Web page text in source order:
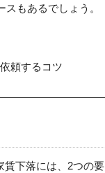
もあるでしょう。
頼するコツ
賃下落には、2つの要